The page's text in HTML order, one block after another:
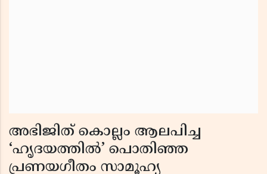
അഭിജിത് കൊല്ലം ആലപിച്ച
‘ഹൃദയത്തിൽ’ പൊതിഞ്ഞ
പ്രണയഗീതം സാമൂഹ്യ